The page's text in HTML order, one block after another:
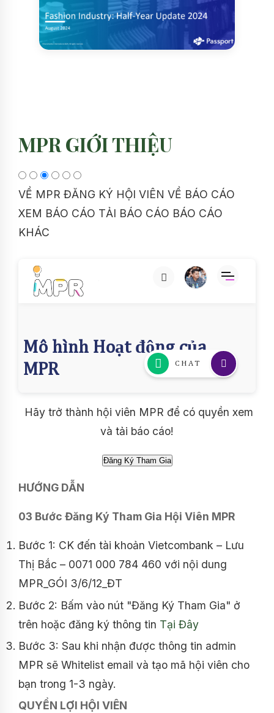
MPR GIỚI THIỆU
VỀ MPR ĐĂNG KÝ HỘI VIÊN VỀ BÁO CÁO
XEM BÁO CÁO TẢI BÁO CÁO BÁO CÁO
KHÁC
Hãy trở thành hội viên MPR để có quyền xem
và tải báo cáo!
HƯỚNG DẪN
03 Bước Đăng Ký Tham Gia Hội Viên MPR
Bước 1: CK đến tài khoản Vietcombank – Lưu
Thị Bắc – 0071 000 784 460 với nội dung
MPR_GÓI 3/6/12_ĐT
Bước 2: Bấm vào nút "Đăng Ký Tham Gia" ở
trên hoặc đăng ký thông tin Tại Đây
Bước 3: Sau khi nhận được thông tin admin
MPR sẽ Whitelist email và tạo mã hội viên cho
bạn trong 1-3 ngày.
QUYỀN LỢI HỘI VIÊN